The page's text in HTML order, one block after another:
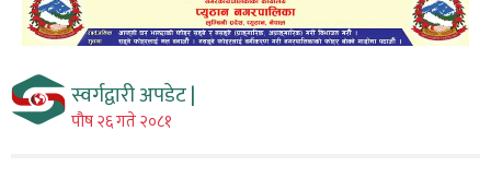
स्वर्गद्वारी अपडेट |
पौष २६ गते २०८१